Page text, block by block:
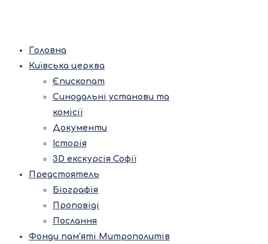
Головна
Київська церква
Єпископат
Синодальні установи та
комісії
Документи
Історія
3D екскурсія Софії
Предстоятель
Біографія
Проповіді
Послання
Фонди пам’яті Митрополитів